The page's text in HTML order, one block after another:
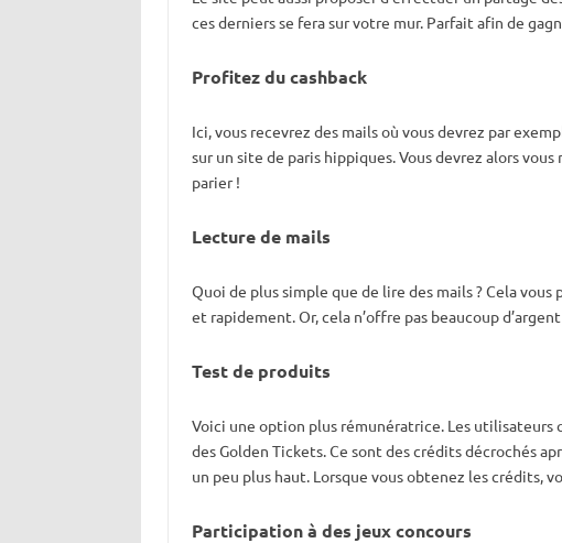
ces derniers se fera sur votre mur. Parfait afin de
Profitez ducashback
Ici, vous recevrez des mails où vous devrez par
sur un site de paris hippiques. Vous devrez alors
parier !
Lecture de mails
Quoi de plus simple que de lire des mails ? Cela
et rapidement. Or, cela n’offre pas beaucoup
Test deproduits
Voici une option plus rémunératrice. Les
des Golden Tickets. Ce sont des crédits décrochés
un peu plus haut. Lorsque vous obtenez les crédits,
Participation à des jeux concours